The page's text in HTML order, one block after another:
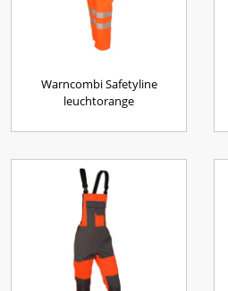
Warncombi Safetyline
leuchtorange